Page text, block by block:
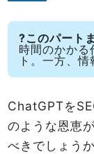
?このパート
時間のかかる
ト。一方、
ChatGPTを
のような恩恵
べきでしょう